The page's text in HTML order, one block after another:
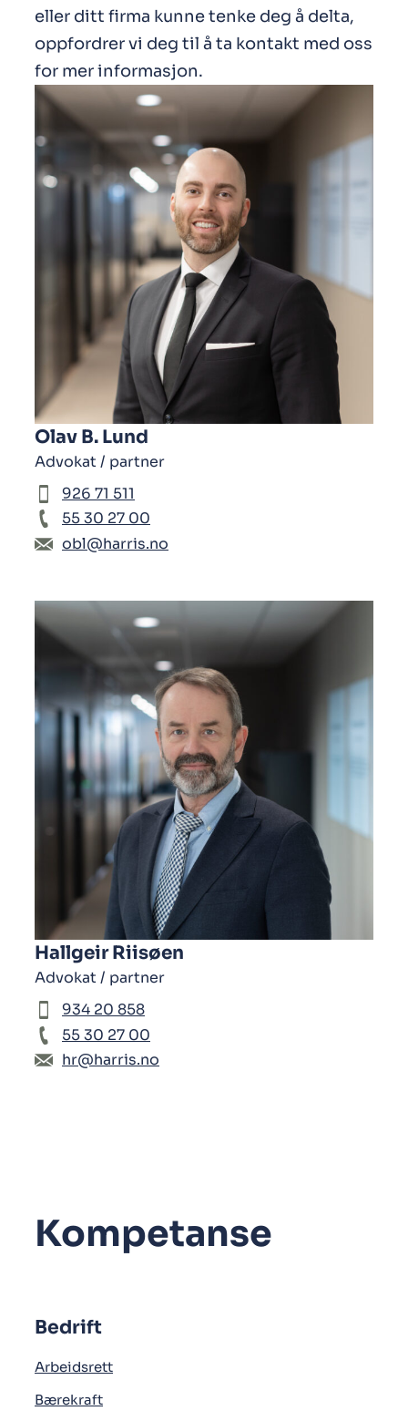
eller ditt firma kunne tenke deg å delta,
oppfordrer vi deg til å ta kontakt med oss
for mer informasjon.
Olav B. Lund
Advokat / partner
926 71 511
55 30 27 00
obl@harris.no
Hallgeir Riisøen
Advokat / partner
934 20 858
55 30 27 00
hr@harris.no
Kompetanse
Bedrift
Arbeidsrett
Bærekraft